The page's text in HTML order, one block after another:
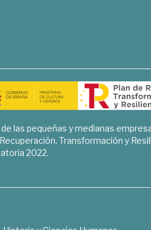
las pequeñas y medianas
Transformación y
2022.